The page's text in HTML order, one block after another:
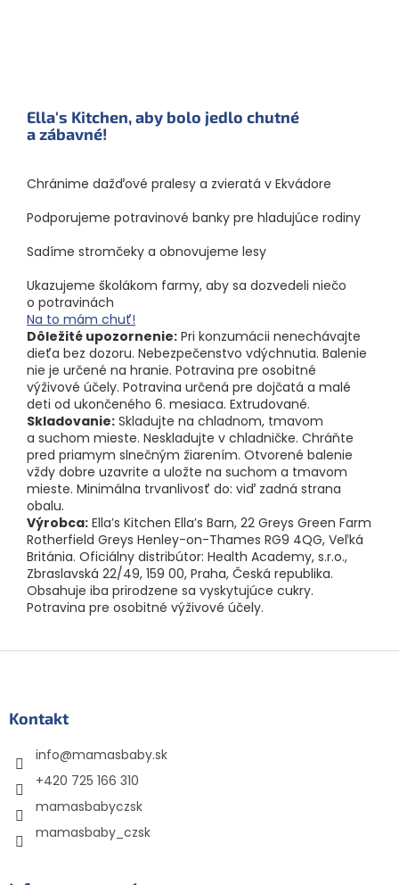
Ella's Kitchen, aby bolo jedlo chutné
a zábavné!
Chránime dažďové pralesy a zvieratá v Ekvádore
Podporujeme potravinové banky pre hladujúce rodiny
Sadíme stromčeky a obnovujeme lesy
Ukazujeme školákom farmy, aby sa dozvedeli niečo
o potravinách
Na to mám chuť!
Dôležité upozornenie: Pri konzumácii nenechávajte
dieťa bez dozoru. Nebezpečenstvo vdýchnutia. Balenie
nie je určené na hranie. Potravina pre osobitné
výživové účely. Potravina určená pre dojčatá a malé
deti od ukončeného 6. mesiaca. Extrudované.
Skladovanie: Skladujte na chladnom, tmavom
a suchom mieste. Neskladujte v chladničke. Chráňte
pred priamym slnečným žiarením. Otvorené balenie
vždy dobre uzavrite a uložte na suchom a tmavom
mieste. Minimálna trvanlivosť do: viď zadná strana
obalu.
Výrobca: Ella’s Kitchen Ella’s Barn, 22 Greys Green Farm
Rotherfield Greys Henley-on-Thames RG9 4QG, Veľká
Británia. Oficiálny distribútor: Health Academy, s.r.o.,
Zbraslavská 22/49, 159 00, Praha, Česká republika.
Obsahuje iba prirodzene sa vyskytujúce cukry.
Potravina pre osobitné výživové účely.
Kontakt
info@mamasbaby.sk
+420 725 166 310
mamasbabyczsk
mamasbaby_czsk